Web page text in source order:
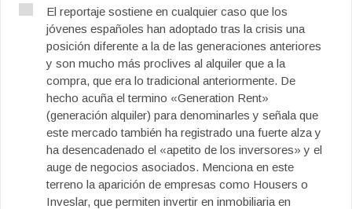
El reportaje sostiene en cualquier caso que los
jóvenes españoles han adoptado tras la crisis una
posición diferente a la de las generaciones anteriores
y son mucho más proclives al alquiler que a la
compra, que era lo tradicional anteriormente. De
hecho acuña el termino «Generation Rent»
(generación alquiler) para denominarles y señala que
este mercado también ha registrado una fuerte alza y
ha desencadenado el «apetito de los inversores» y el
auge de negocios asociados. Menciona en este
terreno la aparición de empresas como Housers o
Inveslar, que permiten invertir en inmobiliaria en